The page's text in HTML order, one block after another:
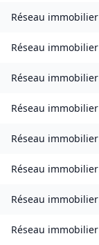
Réseau immobilier
Réseau immobilier
Réseau immobilier
Réseau immobilier
Réseau immobilier
Réseau immobilier
Réseau immobilier
Réseau immobilier